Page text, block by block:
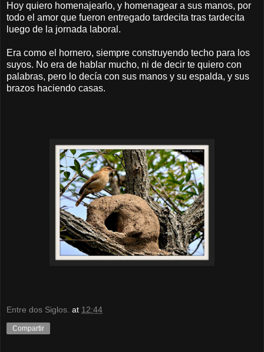
Hoy quiero homenajearlo, y homenagear a sus manos, por
todo el amor que fueron entregado tardecita tras tardecita
luego de la jornada laboral.
Era como el hornero, siempre construyendo techo para los
suyos. No era de hablar mucho, ni de decir te quiero con
palabras, pero lo decía con sus manos y su espalda, y sus
brazos haciendo casas.
Entre dos Siglos. at 12:44
Compartir